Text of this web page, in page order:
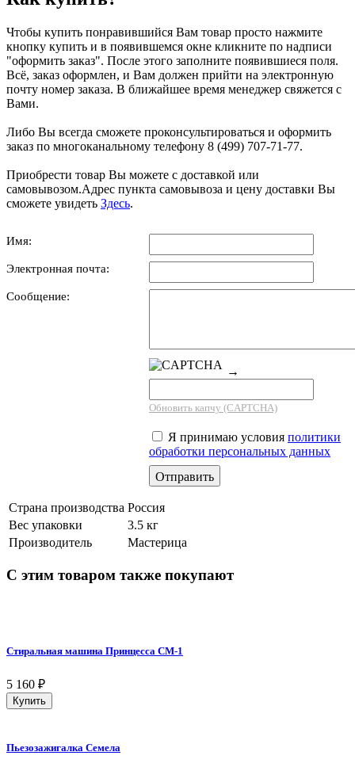
Чтобы купить понравившийся Вам товар просто нажмите
кнопку купить и в появившемся окне кликните по надписи
"оформить заказ". После этого заполните появившиеся поля.
Всё, заказ оформлен, и Вам должен прийти на электронную
почту номер заказа. В ближайшее время менеджер свяжется с
Вами.
Либо Вы всегда сможете проконсультироваться и оформить
заказ по многоканальному телефону 8 (499) 707-71-77.
Приобрести товар Вы можете с доставкой или
самовывозом.Адрес пункта самовывоза и цену доставки Вы
сможете увидеть Здесь.
Имя:
Электронная почта:
Сообщение:
→
Обновить капчу (CAPTCHA)
Я принимаю условия политики
обработки персональных данных
Страна производства Россия
Вес упаковки
3.5 кг
Производитель
Мастерица
С этим товаром также покупают
Стиральная машина Принцесса СМ-1
5 160 ₽
Купить
Пьезозажигалка Семела